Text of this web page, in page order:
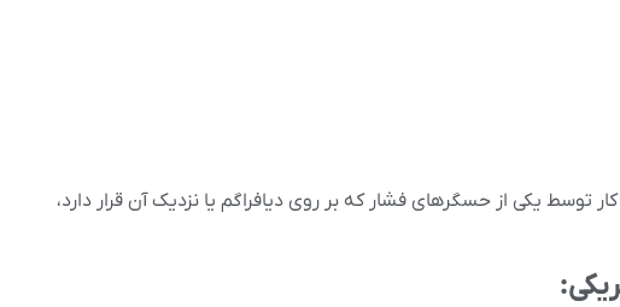
توسط یکی از حسگرهای فشار که بر روی دیافراگم یا نزدیک آن قرار دارد،